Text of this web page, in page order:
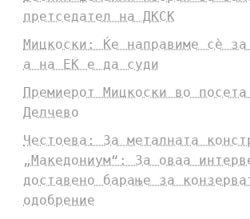
претседател на ДКСК
Мицкоски: Ќе направиме сè за
а на ЕК е да суди
Премиерот Мицкоски во
Делчево
Честоева: За металната
„Македониум“: За оваа
доставено барање за
одобрение